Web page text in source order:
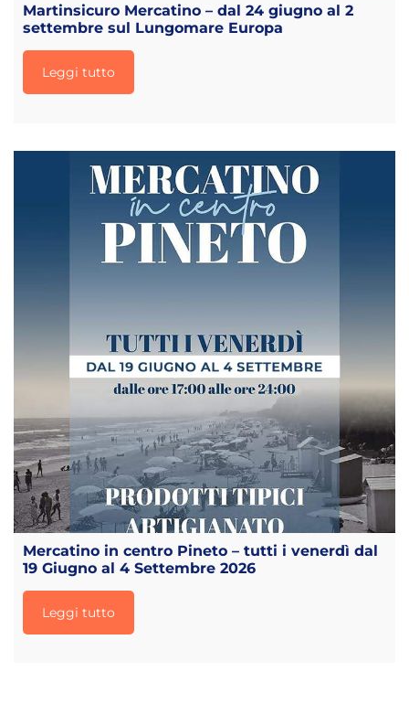
Martinsicuro Mercatino – dal 24 giugno al 2
settembre sul Lungomare Europa
Leggi tutto
Mercatino in centro Pineto – tutti i venerdì dal
19 Giugno al 4 Settembre 2026
Leggi tutto